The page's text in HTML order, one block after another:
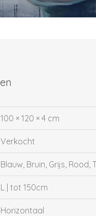
100 × 120 × 4 cm
Verkocht
Blauw, Bruin, Grijs, Rood,
L | tot 150cm
Horizontaal